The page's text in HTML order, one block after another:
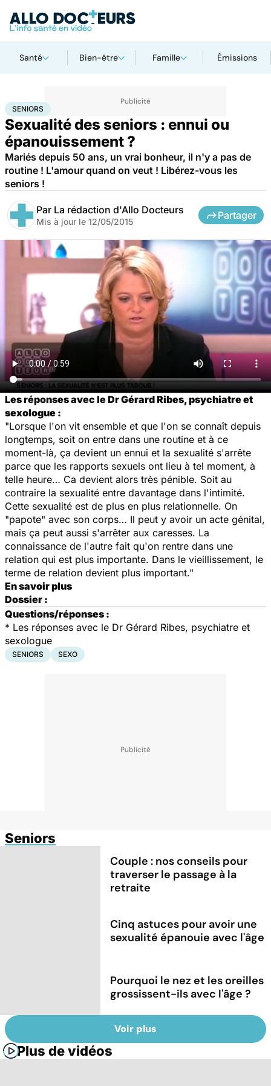
Santé Bien-être Famille Émissions
AccueilSanté
SENIORS
Sexualité des seniors : ennui ou
épanouissement ?
Mariés depuis 50 ans, un vrai bonheur, il n'y a pas de
routine ! L'amour quand on veut ! Libérez-vous les
seniors !
Par La rédaction d'Allo Docteurs
Mis à jour le 12/05/2015
Partager
Les réponses avec le Dr Gérard Ribes, psychiatre et
sexologue :
"Lorsque l'on vit ensemble et que l'on se connaît depuis
longtemps, soit on entre dans une routine et à ce
moment-là, ça devient un ennui et la sexualité s'arrête
parce que les rapports sexuels ont lieu à tel moment, à
telle heure… Ca devient alors très pénible. Soit au
contraire la sexualité entre davantage dans l'intimité.
Cette sexualité est de plus en plus relationnelle. On
"papote" avec son corps… Il peut y avoir un acte génital,
mais ça peut aussi s'arrêter aux caresses. La
connaissance de l'autre fait qu'on rentre dans une
relation qui est plus importante. Dans le vieillissement, le
terme de relation devient plus important."
En savoir plus
Dossier :
Questions/réponses :
* Les réponses avec le Dr Gérard Ribes, psychiatre et
sexologue
SENIORS SEXO
Seniors
Couple : nos conseils pour
traverser le passage à la
retraite
Cinq astuces pour avoir une
sexualité épanouie avec l'âge
Pourquoi le nez et les oreilles
grossissent-ils avec l'âge ?
Voir plus
Plus de vidéos